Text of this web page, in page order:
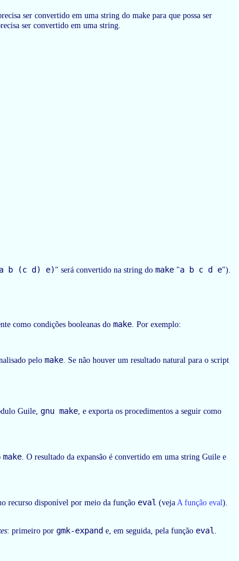
ser convertido em uma string do make para que possa ser
ser convertido em uma string.
b (c d) e)" será convertido na string do make "a b c d e").
como condições booleanas do make. Por exemplo:
pelo make. Se não houver um resultado natural para o script
Guile, gnu make , e exporta os procedimentos a seguir como
make . O resultado da expansão é convertido em uma string Guile e
recurso disponível por meio da função eval (veja A função eval).
: primeiro por gmk-expand e, em seguida, pela função eval